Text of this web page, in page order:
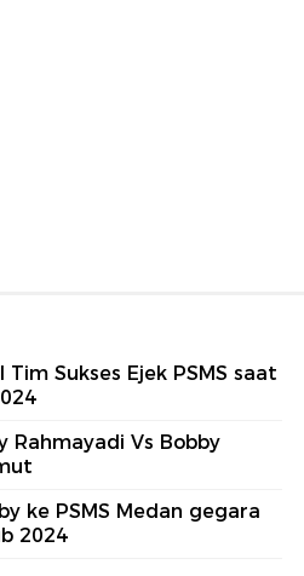
Sukses Ejek PSMS saat
Rahmayadi Vs Bobby
ke PSMS Medan gegara
2024